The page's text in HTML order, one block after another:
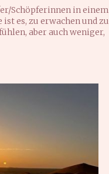
Schöpferinnen in einem
es, zu erwachen und zu
aber auch weniger,